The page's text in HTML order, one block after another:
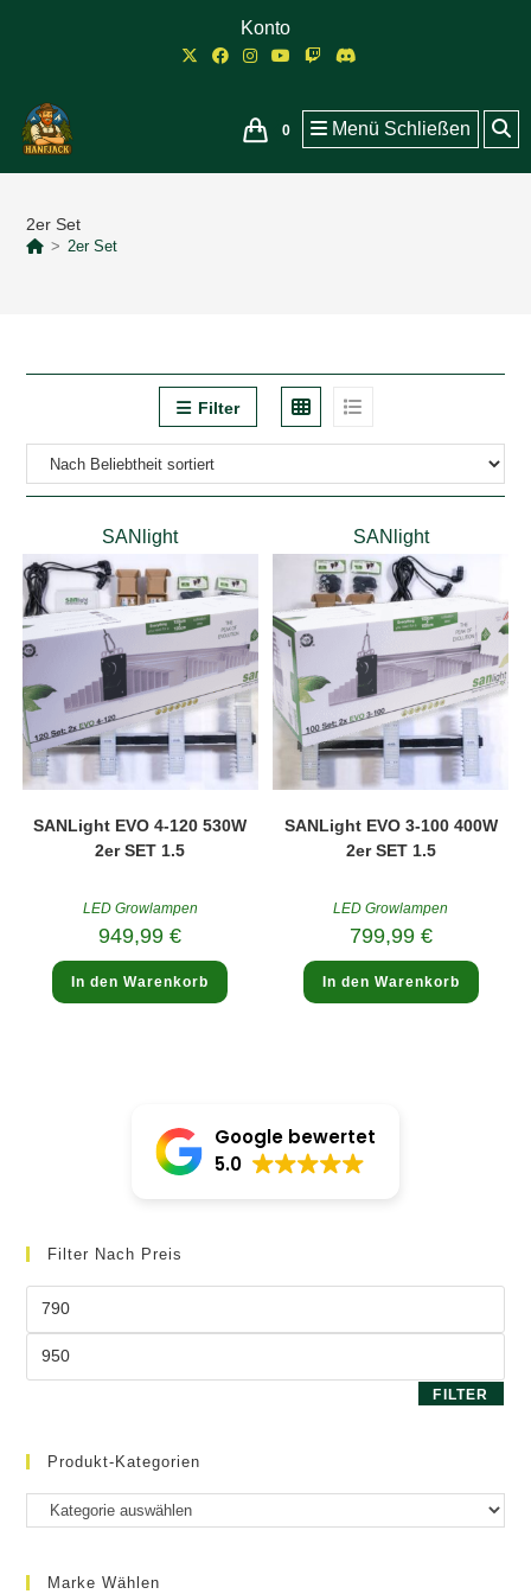
Konto
0 Menü Schließen
2er Set
> 2er Set
Filter
SANlight
SANLight EVO 4-120 530W
2er SET 1.5
LED Growlampen
949,99€
In den Warenkorb
SANlight
SANLight EVO 3-100 400W
2er SET 1.5
LED Growlampen
799,99 €
In den Warenkorb
Google bewertet
5.0
Filter Nach Preis
FILTER
Produkt-Kategorien
Marke Wählen